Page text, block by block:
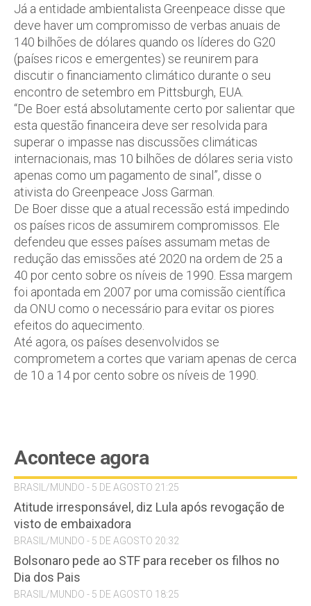
Já a entidade ambientalista Greenpeace disse que
deve haver um compromisso de verbas anuais de
140 bilhões de dólares quando os líderes do G20
(países ricos e emergentes) se reunirem para
discutir o financiamento climático durante o seu
encontro de setembro em Pittsburgh, EUA.
“De Boer está absolutamente certo por salientar que
esta questão financeira deve ser resolvida para
superar o impasse nas discussões climáticas
internacionais, mas 10 bilhões de dólares seria visto
apenas como um pagamento de sinal”, disse o
ativista do Greenpeace Joss Garman.
De Boer disse que a atual recessão está impedindo
os países ricos de assumirem compromissos. Ele
defendeu que esses países assumam metas de
redução das emissões até 2020 na ordem de 25 a
40 por cento sobre os níveis de 1990. Essa margem
foi apontada em 2007 por uma comissão científica
da ONU como o necessário para evitar os piores
efeitos do aquecimento.
Até agora, os países desenvolvidos se
comprometem a cortes que variam apenas de cerca
de 10 a 14 por cento sobre os níveis de 1990.
Acontece agora
BRASIL/MUNDO - 5 DE AGOSTO 21:25
Atitude irresponsável, diz Lula após revogação de
visto de embaixadora
BRASIL/MUNDO - 5 DE AGOSTO 20:32
Bolsonaro pede ao STF para receber os filhos no
Dia dos Pais
BRASIL/MUNDO - 5 DE AGOSTO 18:25